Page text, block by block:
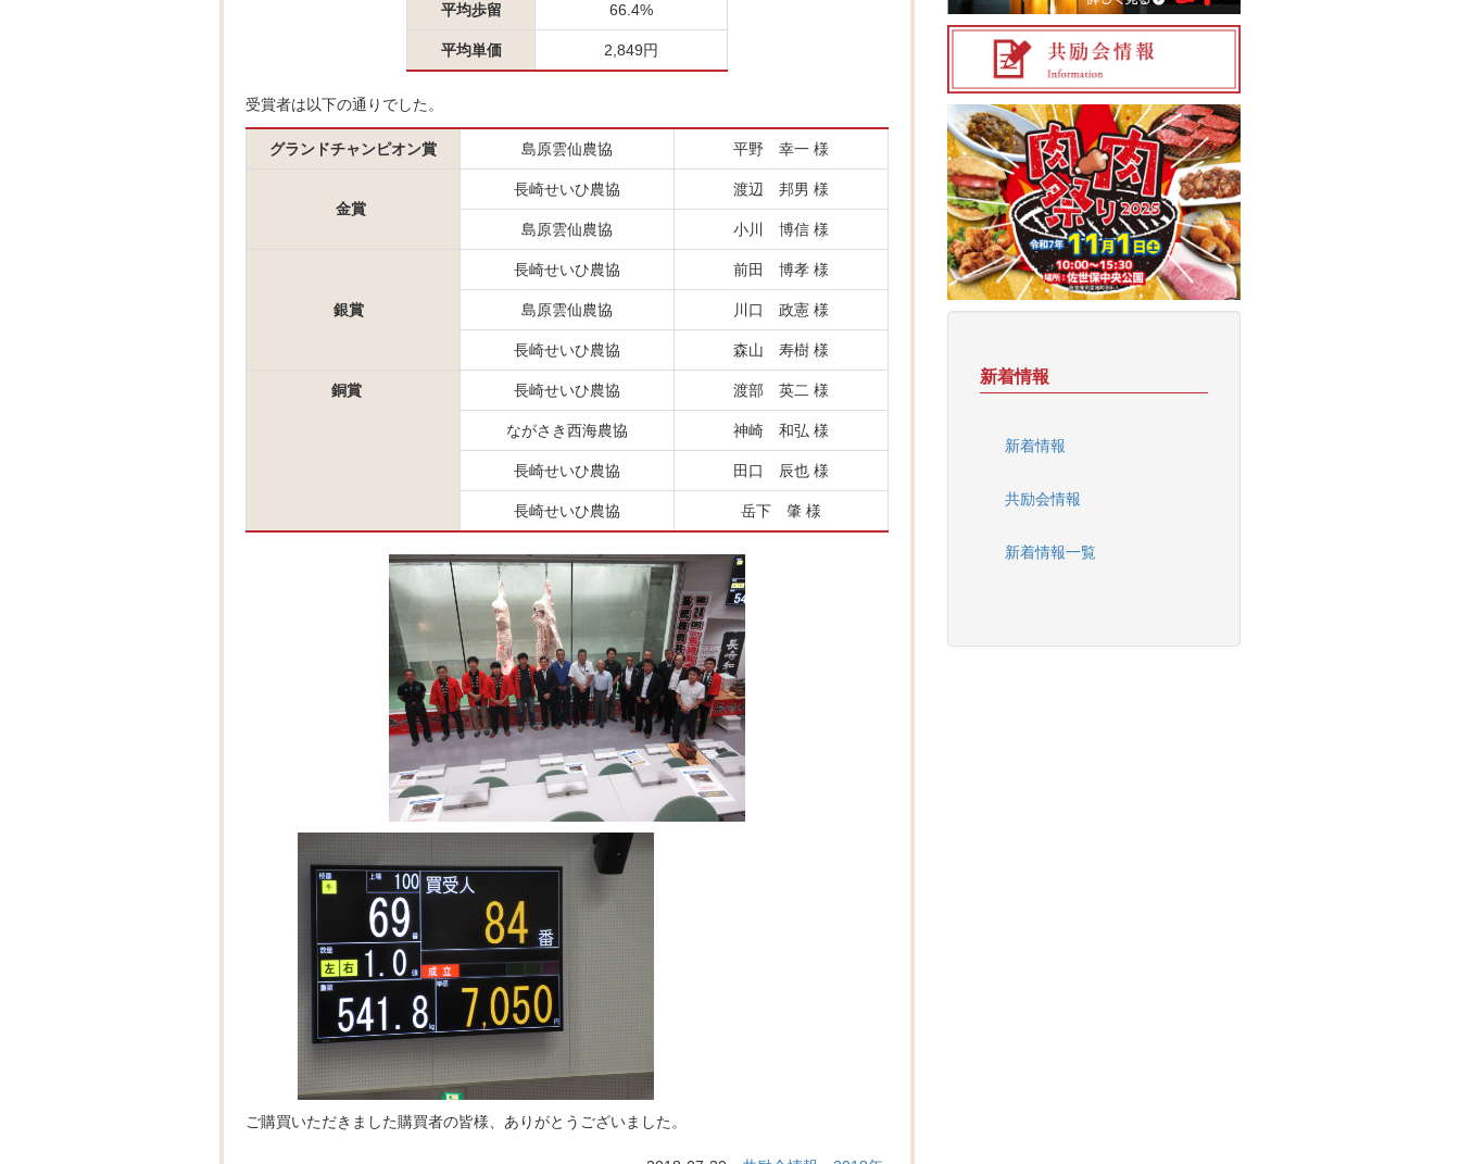
平均歩留 66.4%
平均単価 2,849円
受賞者は以下の通りでした。
グランドチャンピオン賞 島原雲仙農協 平野 幸一 様
金賞
長崎せいひ農協 渡辺 邦男 様
島原雲仙農協 小川 博信 様
銀賞
長崎せいひ農協 前田 博孝 様
島原雲仙農協 川口 政憲 様
長崎せいひ農協 森山 寿樹 様
銅賞 長崎せいひ農協 渡部 英二 様
ながさき西海農協 神崎 和弘 様
長崎せいひ農協 田口 辰也 様
長崎せいひ農協 岳下 肇 様
ご購買いただきました購買者の皆様、ありがとうございました。
新着情報
新着情報
共励会情報
新着情報一覧